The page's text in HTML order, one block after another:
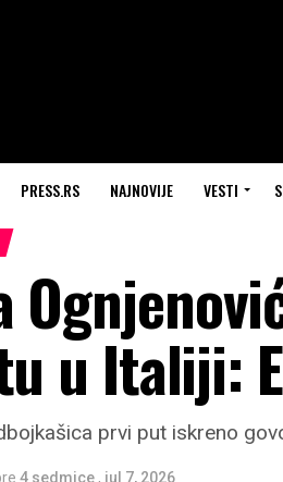
PRESS.RS NAJNOVIJE VESTI
u Italiji:
prvi put iskreno
4 sedmice , jul 7, 2026